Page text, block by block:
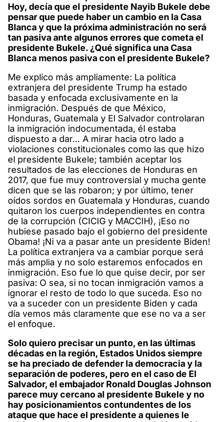
Hoy, decía que el presidente Nayib Bukele debe
pensar que puede haber un cambio en la Casa
Blanca y que la próxima administración no será
tan pasiva ante algunos errores que cometa el
presidente Bukele. ¿Qué significa una Casa
Blanca menos pasiva con el presidente Bukele?
Me explico más ampliamente: La política
extranjera del presidente Trump ha estado
basada y enfocada exclusivamente en la
inmigración. Después de que México,
Honduras, Guatemala y El Salvador controlaran
la inmigración indocumentada, él estaba
dispuesto a dar… A mirar hacia otro lado a
violaciones constitucionales como las que hizo
el presidente Bukele; también aceptar los
resultados de las elecciones de Honduras en
2017, que fue muy controversial y mucha gente
dicen que se las robaron; y por último, tener
oídos sordos en Guatemala y Honduras, cuando
quitaron los cuerpos independientes en contra
de la corrupción (CICIG y MACCIH), ¡Eso no
hubiese pasado bajo el gobierno del presidente
Obama! ¡Ni va a pasar ante un presidente Biden!
La política extranjera va a cambiar porque será
más amplia y no solo estaremos enfocados en
inmigración. Eso fue lo que quise decir, por ser
pasiva: O sea, si no tocan inmigración vamos a
ignorar el resto de todo lo que suceda. Eso no
va a suceder con un presidente Biden y cada
día vemos más claramente que ese no va a ser
el enfoque.
Solo quiero precisar un punto, en las últimas
décadas en la región, Estados Unidos siempre
se ha preciado de defender la democracia y la
separación de poderes, pero en el caso de El
Salvador, el embajador Ronald Douglas Johnson
parece muy cercano al presidente Bukele y no
hay posicionamientos contundentes de los
ataque que hace el presidente a quienes le